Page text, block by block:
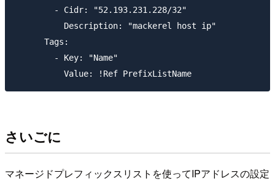
        - Cidr: "52.193.231.228/32"
          Description: "mackerel host ip"
      Tags:
        - Key: "Name"
さいごに
マネージドプレフィックスリストを使ってIPアドレスの設定